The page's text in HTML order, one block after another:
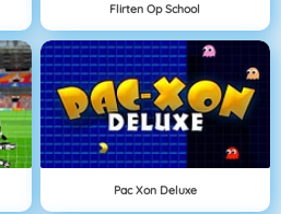
Flirten Op School
Pac Xon Deluxe